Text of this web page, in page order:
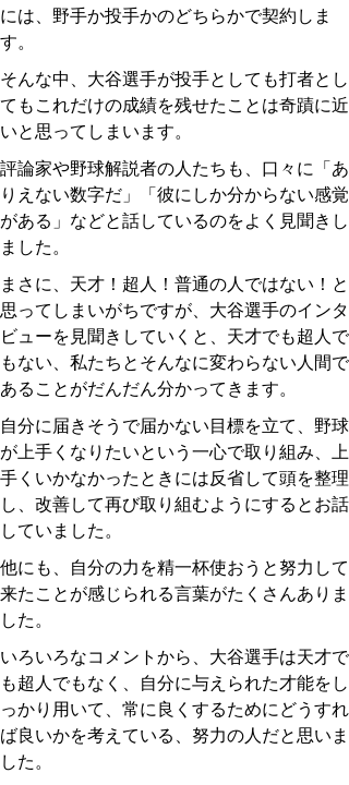
には、野手か投手かのどちらかで契約しま
す。
そんな中、大谷選手が投手としても打者とし
てもこれだけの成績を残せたことは奇蹟に近
いと思ってしまいます。
評論家や野球解説者の人たちも、口々に「あ
りえない数字だ」「彼にしか分からない感覚
がある」などと話しているのをよく見聞きし
ました。
まさに、天才！超人！普通の人ではない！と
思ってしまいがちですが、大谷選手のインタ
ビューを見聞きしていくと、天才でも超人で
もない、私たちとそんなに変わらない人間で
あることがだんだん分かってきます。
自分に届きそうで届かない目標を立て、野球
が上手くなりたいという一心で取り組み、上
手くいかなかったときには反省して頭を整理
し、改善して再び取り組むようにするとお話
していました。
他にも、自分の力を精一杯使おうと努力して
来たことが感じられる言葉がたくさんありま
した。
いろいろなコメントから、大谷選手は天才で
も超人でもなく、自分に与えられた才能をし
っかり用いて、常に良くするためにどうすれ
ば良いかを考えている、努力の人だと思いま
した。